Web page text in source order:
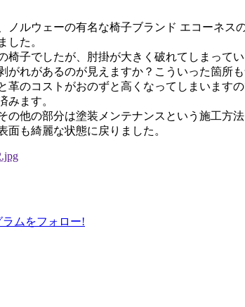
ノルウェーの有名な椅子ブランド エコーネ
した。
椅子でしたが、肘掛が大きく破れてしまって
がれがあるのが見えますか？こういった箇所
革のコストがおのずと高くなってしまいま
みます。
の他の部分は塗装メンテナンスという施工方法
面も綺麗な状態に戻りました。